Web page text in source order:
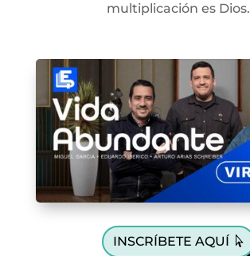
multiplicación es Dios.
INSCRÍBETE AQUÍ